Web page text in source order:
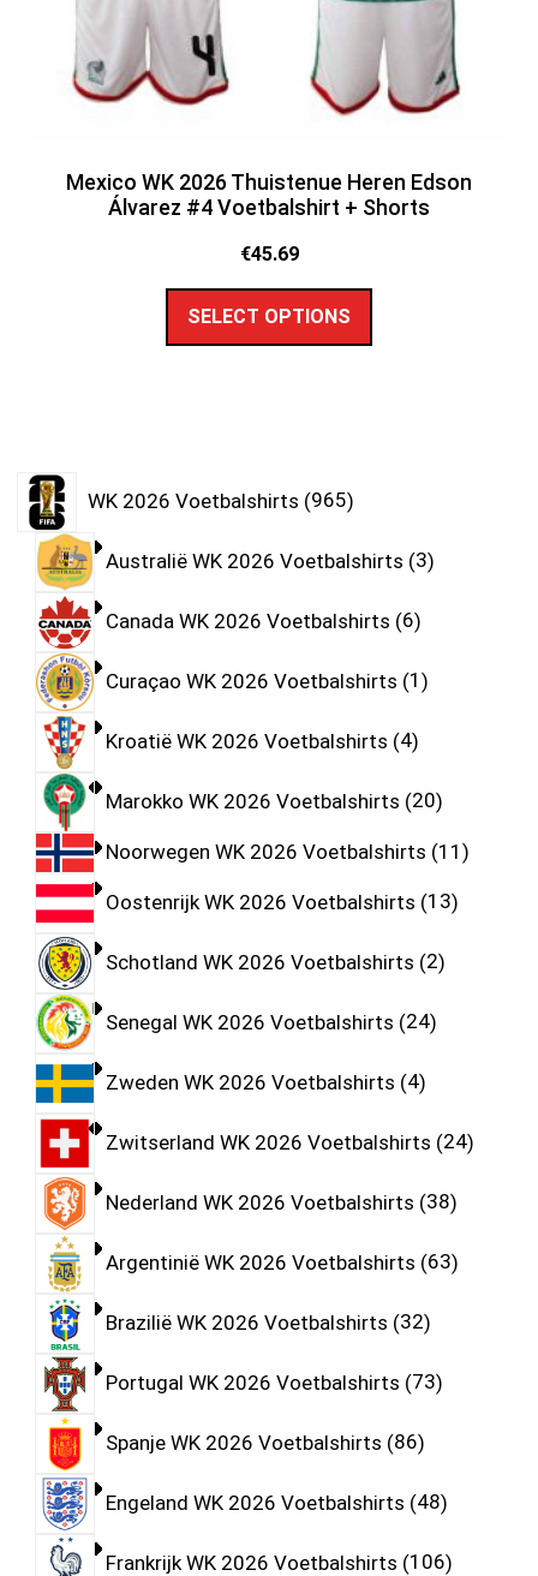
Mexico WK 2026 Thuistenue Heren Edson
Álvarez #4 Voetbalshirt + Shorts
€45.69
SELECT OPTIONS
WK 2026 Voetbalshirts 965
Australië WK 2026 Voetbalshirts 3
Canada WK 2026 Voetbalshirts 6
Curaçao WK 2026 Voetbalshirts 1
Kroatië WK 2026 Voetbalshirts 4
Marokko WK 2026 Voetbalshirts 20
Noorwegen WK 2026 Voetbalshirts 11
Oostenrijk WK 2026 Voetbalshirts 13
Schotland WK 2026 Voetbalshirts 2
Senegal WK 2026 Voetbalshirts 24
Zweden WK 2026 Voetbalshirts 4
Zwitserland WK 2026 Voetbalshirts 24
Nederland WK 2026 Voetbalshirts 38
Argentinië WK 2026 Voetbalshirts 63
Brazilië WK 2026 Voetbalshirts 32
Portugal WK 2026 Voetbalshirts 73
Spanje WK 2026 Voetbalshirts 86
Engeland WK 2026 Voetbalshirts 48
Frankrijk WK 2026 Voetbalshirts 106